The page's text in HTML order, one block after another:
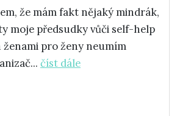
že mám fakt nějaký mindrák,
moje předsudky vůči self-help
pro ženy neumím
číst dále